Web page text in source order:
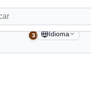
3 Idioma